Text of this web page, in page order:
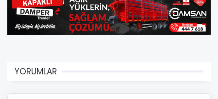
YORUMLAR